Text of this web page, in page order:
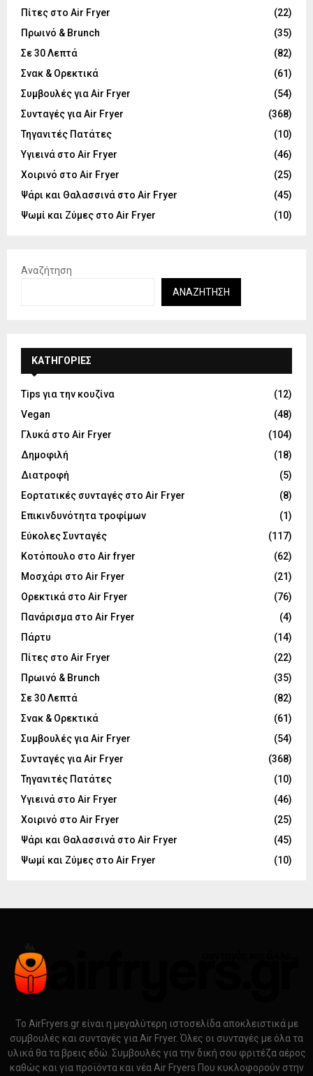
Πίτες στο Air Fryer
(22)
Πρωινό & Brunch
(35)
Σε 30 Λεπτά
(82)
Σνακ & Ορεκτικά
(61)
Συμβουλές για Air Fryer
(54)
Συνταγές για Air Fryer
(368)
Τηγανιτές Πατάτες
(10)
Υγιεινά στο Air Fryer
(46)
Χοιρινό στο Air Fryer
(25)
Ψάρι και Θαλασσινά στο Air Fryer
(45)
Ψωμί και Ζύμες στο Air Fryer
(10)
Αναζήτηση
ΑΝΑΖΉΤΗΣΗ
KΑΤΗΓΟΡΊΕΣ
Tips για την κουζίνα
(12)
Vegan
(48)
Γλυκά στο Air Fryer
(104)
Δημοφιλή
(18)
Διατροφή
(5)
Εορτατικές συνταγές στο Air Fryer
(8)
Επικινδυνότητα τροφίμων
(1)
Εύκολες Συνταγές
(117)
Κοτόπουλο στο Air fryer
(62)
Μοσχάρι στο Air Fryer
(21)
Ορεκτικά στο Air Fryer
(76)
Πανάρισμα στο Air Fryer
(4)
Πάρτυ
(14)
Πίτες στο Air Fryer
(22)
Πρωινό & Brunch
(35)
Σε 30 Λεπτά
(82)
Σνακ & Ορεκτικά
(61)
Συμβουλές για Air Fryer
(54)
Συνταγές για Air Fryer
(368)
Τηγανιτές Πατάτες
(10)
Υγιεινά στο Air Fryer
(46)
Χοιρινό στο Air Fryer
(25)
Ψάρι και Θαλασσινά στο Air Fryer
(45)
Ψωμί και Ζύμες στο Air Fryer
(10)
Το AirFryers.gr είναι η μεγαλύτερη ιστοσελίδα αποκλειστικά με
συμβουλές και συνταγές για Air Fryer. Όλες οι συνταγές με όλα τα
υλικά θα τα βρεις εδώ. Συμβουλές για την δική σου φριτέζα αέρος
καθώς και για προϊόντα και νέα Air Fryers Που κυκλοφορούν στην